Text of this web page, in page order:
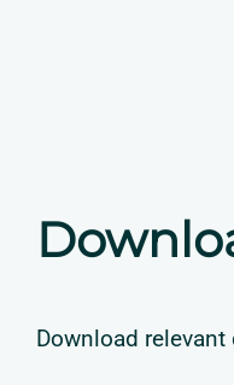
Download